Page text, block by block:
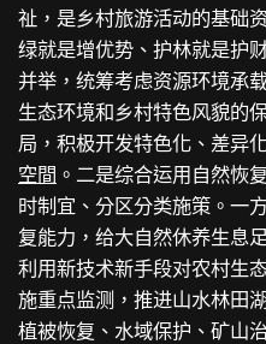
祉，是乡村旅游活动的基础
绿就是增优势、护林就是护
并举，统筹考虑资源环境承
生态环境和乡村特色风貌的
局，积极开发特色化、差异
空間 。二是综合运用自然恢
时制宜、分区分类施策。一
复能力，给大自然休养生息
利用新技术新手段对农村生
施重点监测，推进山水林田
植被恢复、水域保护、矿山